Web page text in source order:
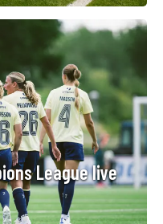
League live